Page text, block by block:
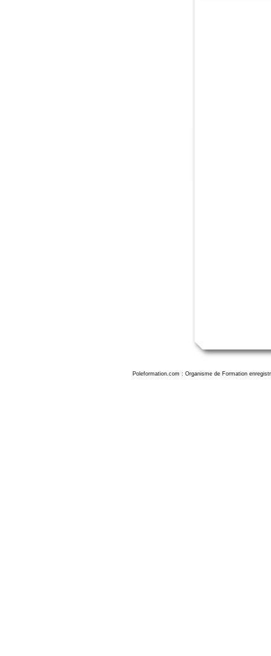
Poleformation.com : Organisme de Formation